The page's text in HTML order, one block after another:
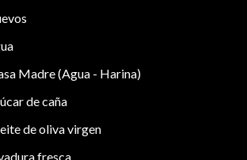
Madre (Agua - Harina)
de caña
de oliva virgen
fresca